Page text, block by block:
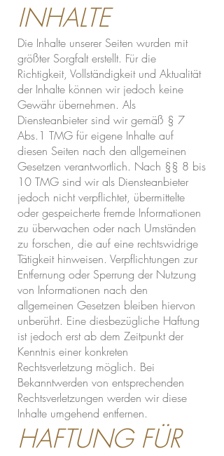
INHALTE
Die Inhalte unserer Seiten wurden mit
größter Sorgfalt erstellt. Für die
Richtigkeit, Vollständigkeit und Aktualität
der Inhalte können wir jedoch keine
Gewähr übernehmen. Als
Diensteanbieter sind wir gemäß § 7
Abs.1 TMG für eigene Inhalte auf
diesen Seiten nach den allgemeinen
Gesetzen verantwortlich. Nach §§ 8 bis
10 TMG sind wir als Diensteanbieter
jedoch nicht verpflichtet, übermittelte
oder gespeicherte fremde Informationen
zu überwachen oder nach Umständen
zu forschen, die auf eine rechtswidrige
Tätigkeit hinweisen. Verpflichtungen zur
Entfernung oder Sperrung der Nutzung
von Informationen nach den
allgemeinen Gesetzen bleiben hiervon
unberührt. Eine diesbezügliche Haftung
ist jedoch erst ab dem Zeitpunkt der
Kenntnis einer konkreten
Rechtsverletzung möglich. Bei
Bekanntwerden von entsprechenden
Rechtsverletzungen werden wir diese
Inhalte umgehend entfernen.
HAFTUNG FÜR